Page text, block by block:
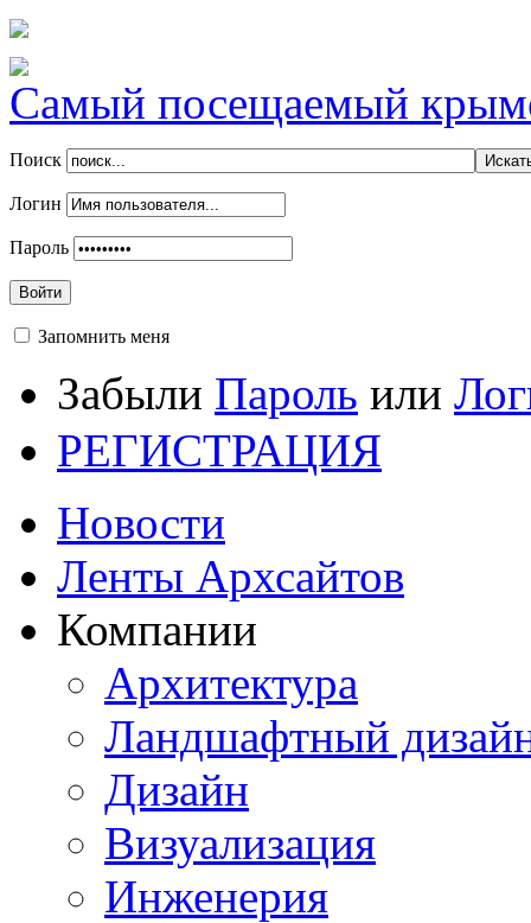
Самый посещаемый
Поиск
Логин
Пароль
Войти
Запомнить меня
Забыли Пароль или
РЕГИСТРАЦИЯ
Новости
Ленты Архсайтов
Компании
Архитектура
Ландшафтный
Дизайн
Визуализация
Инженерия